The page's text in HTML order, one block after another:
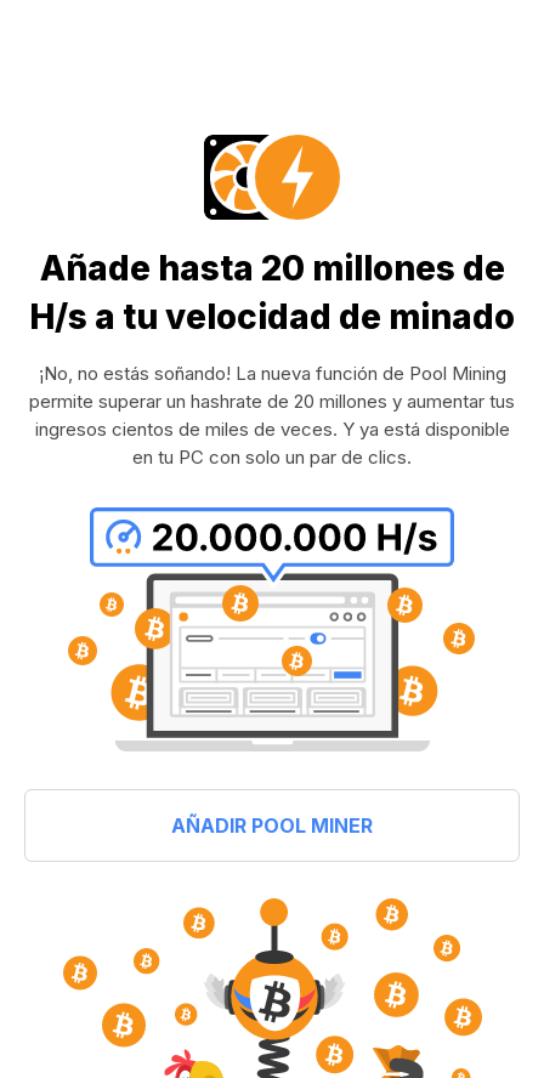
Añade hasta 20 millones de
H/s a tu velocidad de minado
¡No, no estás soñando! La nueva función de Pool Mining
permite superar un hashrate de 20 millones y aumentar tus
ingresos cientos de miles de veces. Y ya está disponible
en tu PC con solo un par de clics.
AÑADIR POOL MINER